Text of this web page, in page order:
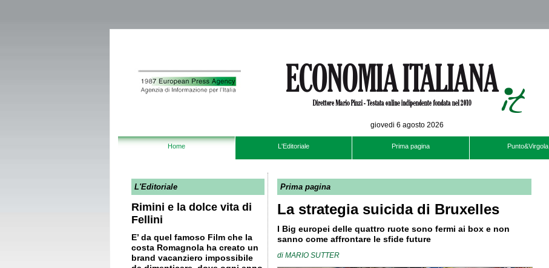
giovedi 6 agosto 2026
Home L'Editoriale Prima pagina Punto&Virgola
L'Editoriale
Rimini e la dolce vita di
Fellini
E’ da quel famoso Film che la
costa Romagnola ha creato un
brand vacanziero impossibile
Prima pagina
La strategia suicida di Bruxelles
I Big europei delle quattro ruote sono fermi ai box e non
sanno come affrontare le sfide future
di MARIO SUTTER